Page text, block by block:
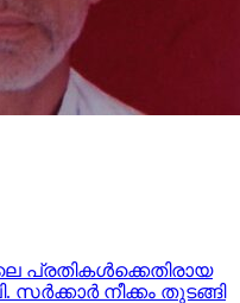
പ്രതികള്‍ക്കെതിരായ
നീക്കം തുടങ്ങി